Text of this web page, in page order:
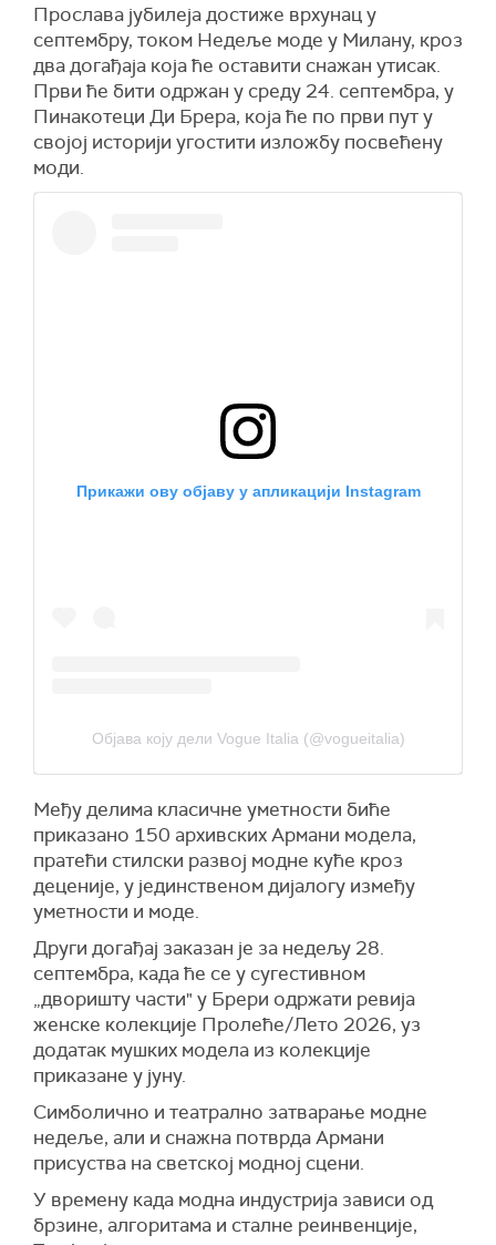
Прослава јубилеја достиже врхунац у
септембру, током Недеље моде у Милану, кроз
два догађаја која ће оставити снажан утисак.
Први ће бити одржан у среду 24. септембра, у
Пинакотеци Ди Брера, која ће по први пут у
својој историји угостити изложбу посвећену
моди.
Прикажи ову објаву у апликацији Instagram
Објава коју дели Vogue Italia (@vogueitalia)
Међу делима класичне уметности биће
приказано 150 архивских Армани модела,
пратећи стилски развој модне куће кроз
деценије, у јединственом дијалогу између
уметности и моде.
Други догађај заказан је за недељу 28.
септембра, када ће се у сугестивном
„дворишту части" у Брери одржати ревија
женске колекције Пролеће/Лето 2026, уз
додатак мушких модела из колекције
приказане у јуну.
Симболично и театрално затварање модне
недеље, али и снажна потврда Армани
присуства на светској модној сцени.
У времену када модна индустрија зависи од
брзине, алгоритама и сталне реинвенције,